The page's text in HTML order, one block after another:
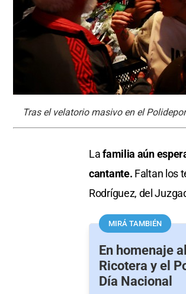
Tras el velatorio masivo en el
Lafamilia aún
cantante. Faltan los
Rodríguez, del
MIRÁ TAMBIÉN
En homenaje
Ricotera y el
Día Nacional